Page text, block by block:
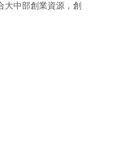
大中部創業資源，創